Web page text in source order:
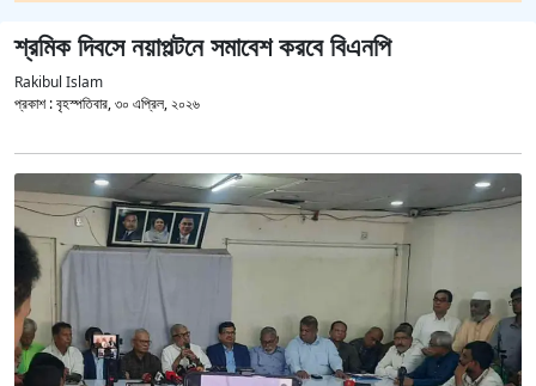
শ্রমিক দিবসে নয়াপল্টনে সমাবেশ করবে বিএনপি
Rakibul Islam
প্রকাশ :বৃহস্পতিবার, ৩০ এপ্রিল, ২০২৬